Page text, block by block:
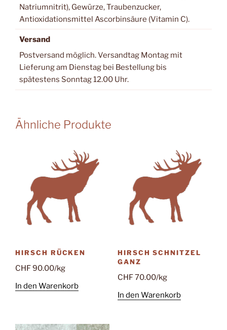
Natriumnitrit), Gewürze, Traubenzucker,
Antioxidationsmittel Ascorbinsäure (Vitamin C).
Versand
Postversand möglich. Versandtag Montag mit
Lieferung am Dienstag bei Bestellung bis
spätestens Sonntag 12.00 Uhr.
Ähnliche Produkte
HIRSCH RÜCKEN
CHF90.00/kg
In den Warenkorb
HIRSCH SCHNITZEL
GANZ
CHF70.00/kg
In den Warenkorb